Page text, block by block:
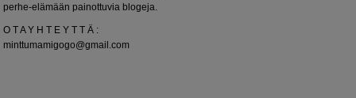
perhe-elämään painottuvia blogeja.
O T A Y H T E Y T T Ä :
minttumamigogo@gmail.com